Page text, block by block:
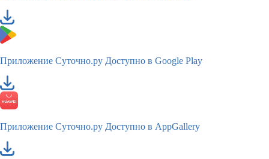
Приложение Суточно.ру Доступно в Google Play
Приложение Суточно.ру Доступно в AppGallery